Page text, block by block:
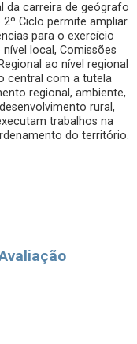
da carreira de geógrafo
2º Ciclo permite ampliar
para o exercício
local, Comissões
ao nível regional
central com a tutela
regional, ambiente,
rural,
trabalhos na
do território.